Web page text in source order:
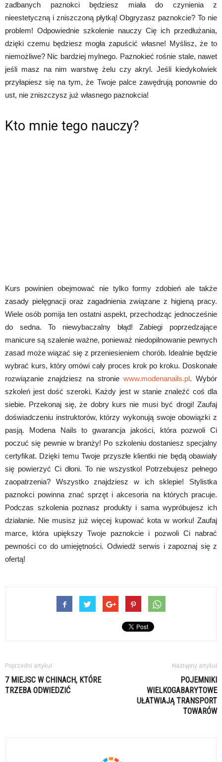
zadbanych paznokci będziesz miała do czynienia z
nieestetyczną i zniszczoną płytką! Obgryzasz paznokcie? To nie
problem! Odpowiednie szkolenie nauczy Cię ich przedłużania,
dzięki czemu będziesz mogła zapuścić własne! Myślisz, że to
niemożliwe? Nic bardziej mylnego. Paznokieć rośnie stale, nawet
jeśli masz na nim warstwę żelu czy akryl. Jeśli kiedykolwiek
przyłapiesz się na tym, że Twoje palce zawędrują ponownie do
ust, nie zniszczysz już własnego paznokcia!
Kto mnie tego nauczy?
Kurs powinien obejmować nie tylko formy zdobień ale także
zasady pielęgnacji oraz zagadnienia związane z higieną pracy.
Wiele osób pomija ten ostatni aspekt, przechodząc jednocześnie
do sedna. To niewybaczalny błąd! Zabiegi poprzedzające
manicure są szalenie ważne, ponieważ niedopilnowanie pewnych
zasad może wiązać się z przeniesieniem chorób. Idealnie będzie
wybrać kurs, który omówi cały proces krok po kroku. Doskonałe
rozwiązanie znajdziesz na stroniewww.modenanails.pl. Wybór
szkoleń jest dość szeroki. Każdy jest w stanie znaleźć coś dla
siebie. Przekonaj się, że dobry kurs nie musi być drogi! Zaufaj
doświadczeniu instruktorów, którzy wykonują swoje obowiązki z
pasją. Modena Nails to gwarancja jakości, która pozwoli Ci
poczuć się pewnie w branży! Po szkoleniu dostaniesz specjalny
certyfikat. Dzięki temu Twoje przyszłe klientki nie będą obawiały
się powierzyć Ci dłoni. To nie wszystko! Potrzebujesz pełnego
zaopatrzenia? Wszystko znajdziesz w ich sklepie! Stylistka
paznokci powinna znać sprzęt i akcesoria na których pracuje.
Podczas szkolenia poznasz produkty i sama wypróbujesz ich
działanie. Nie musisz już więcej kupować kota w worku! Zaufaj
marce, która upiększy Twoje paznokcie i pozwoli Ci nabrać
pewności co do umiejętności. Odwiedź serwis i zapoznaj się z
ofertą!
Poprzedni artykuł
7 MIEJSC W CHINACH, KTÓRE
TRZEBA ODWIEDZIĆ
Następny artykuł
POJEMNIKI
WIELKOGABARYTOWE
UŁATWIAJĄ TRANSPORT
TOWARÓW